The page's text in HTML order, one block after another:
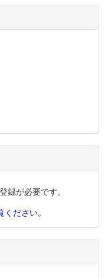
録が必要です。
ださい。